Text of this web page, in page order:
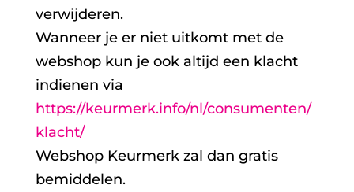
verwijderen.
Wanneer je er niet uitkomt met de
webshop kun je ook altijd een klacht
indienen via
https://keurmerk.info/nl/consumenten/
klacht/
Webshop Keurmerk zal dan gratis
bemiddelen.